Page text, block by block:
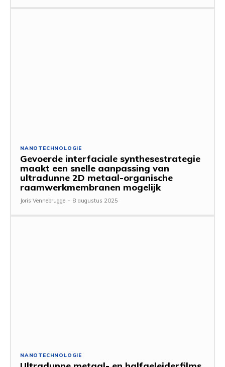
NANOTECHNOLOGIE
Gevoerde interfaciale synthesestrategie
maakt een snelle aanpassing van
ultradunne 2D metaal-organische
raamwerkmembranen mogelijk
Joris Vennebrugge - 8 augustus 2025
NANOTECHNOLOGIE